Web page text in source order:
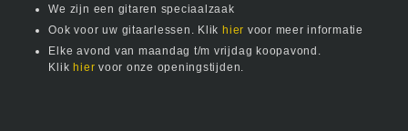
We zijn een gitaren speciaalzaak
Ook voor uw gitaarlessen. Klik hier voor meer informatie
Elke avond van maandag t/m vrijdag koopavond.
Klik hier voor onze openingstijden.